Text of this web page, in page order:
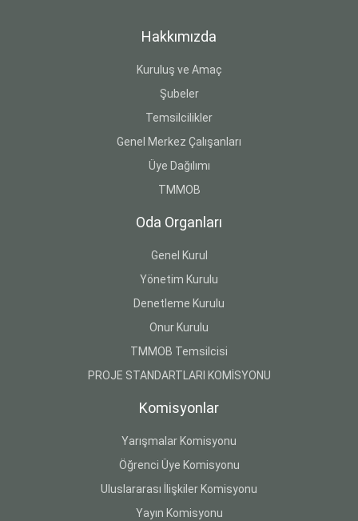
Hakkımızda
Kuruluş ve Amaç
Şubeler
Temsilcilikler
Genel Merkez Çalışanları
Üye Dağılımı
TMMOB
Oda Organları
Genel Kurul
Yönetim Kurulu
Denetleme Kurulu
Onur Kurulu
TMMOB Temsilcisi
PROJE STANDARTLARI KOMİSYONU
Komisyonlar
Yarışmalar Komisyonu
Öğrenci Üye Komisyonu
Uluslararası İlişkiler Komisyonu
Yayın Komisyonu